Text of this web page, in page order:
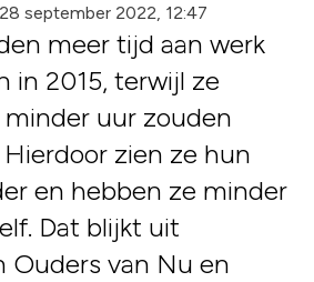
28 september 2022, 12:47
meer tijd aan werk
in 2015, terwijl ze
uur zouden
zien ze hun
en hebben ze minder
Dat blijkt uit
Ouders van Nu en